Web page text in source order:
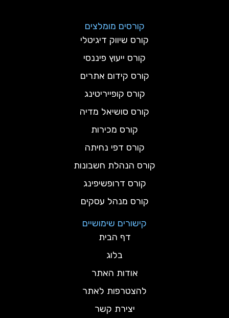
קורסים מומלצים
קורס שיווק דיגיטלי
קורס ייעוץ פיננסי
קורס קידום אתרים
קורס קופייריטינג
קורס סושיאל מדיה
קורס מכירות
קורס דפי נחיתה
קורס הנהלת חשבונות
קורס דרופשיפינג
קורס מנהל עסקים
קישורים שימושיים
דף הבית
בלוג
אודות האתר
להצטרפות לאתר
יצירת קשר